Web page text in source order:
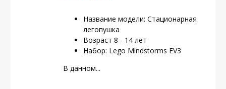
Название модели: Стационарная
легопушка
Возраст 8 - 14 лет
Набор: Lego Mindstorms EV3
В данном...